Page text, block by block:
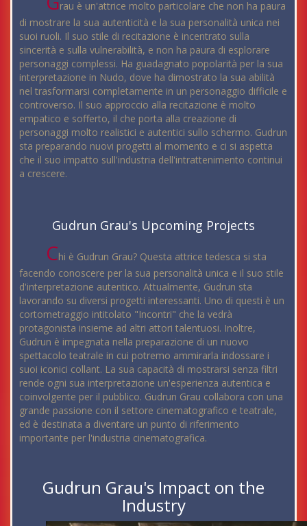
rau è un'attrice molto particolare che non ha paura
di mostrare la sua autenticità e la sua personalità unica nei
suoi ruoli. Il suo stile di recitazione è incentrato sulla
sincerità e sulla vulnerabilità, e non ha paura di esplorare
personaggi complessi. Ha guadagnato popolarità per la sua
interpretazione in Nudo, dove ha dimostrato la sua abilità
nel trasformarsi completamente in un personaggio difficile e
controverso. Il suo approccio alla recitazione è molto
empatico e sofferto, il che porta alla creazione di
personaggi molto realistici e autentici sullo schermo. Gudrun
sta preparando nuovi progetti al momento e ci si aspetta
che il suo impatto sull'industria dell'intrattenimento continui
a crescere.
Gudrun Grau's Upcoming Projects
Chi è Gudrun Grau? Questa attrice tedesca si sta
facendo conoscere per la sua personalità unica e il suo stile
d'interpretazione autentico. Attualmente, Gudrun sta
lavorando su diversi progetti interessanti. Uno di questi è un
cortometraggio intitolato "Incontri" che la vedrà
protagonista insieme ad altri attori talentuosi. Inoltre,
Gudrun è impegnata nella preparazione di un nuovo
spettacolo teatrale in cui potremo ammirarla indossare i
suoi iconici collant. La sua capacità di mostrarsi senza filtri
rende ogni sua interpretazione un'esperienza autentica e
coinvolgente per il pubblico. Gudrun Grau collabora con una
grande passione con il settore cinematografico e teatrale,
ed è destinata a diventare un punto di riferimento
importante per l'industria cinematografica.
Gudrun Grau's Impact on the
Industry